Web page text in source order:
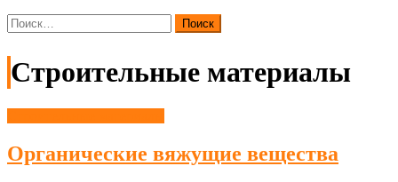
Найти:
Строительные материалы
Органические вяжущие вещества